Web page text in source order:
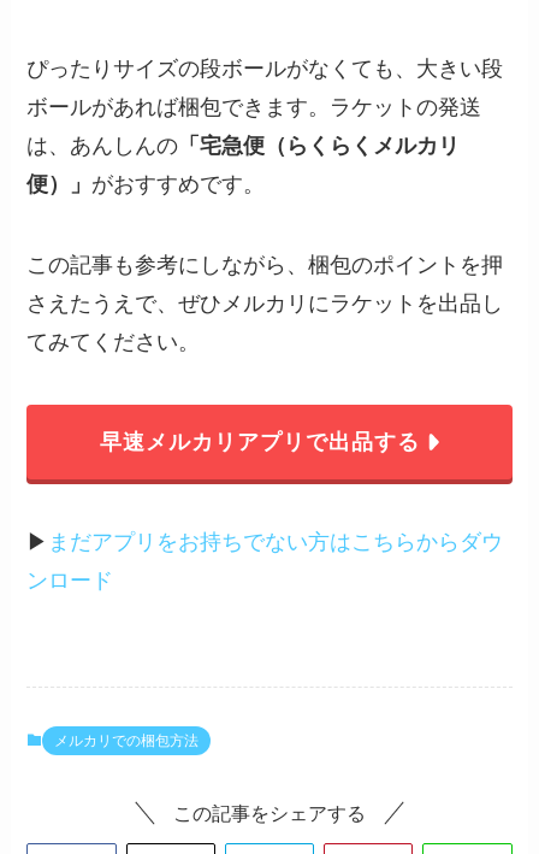
ぴったりサイズの段ボールがなくても、大きい段
ボールがあれば梱包できます。ラケットの発送
は、あんしんの 「宅急便（らくらくメルカリ
便）」 がおすすめです。
この記事も参考にしながら、梱包のポイントを押
さえたうえで、ぜひメルカリにラケットを出品し
てみてください。
早速メルカリアプリで出品する
▶︎ まだアプリをお持ちでない方はこちらからダウ
ンロード
メルカリでの梱包方法
この記事をシェアする